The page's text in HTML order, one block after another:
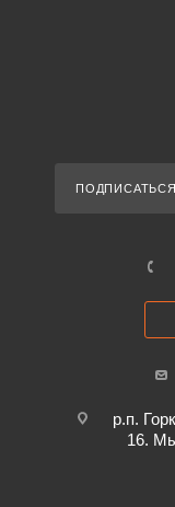
р.п.
16.